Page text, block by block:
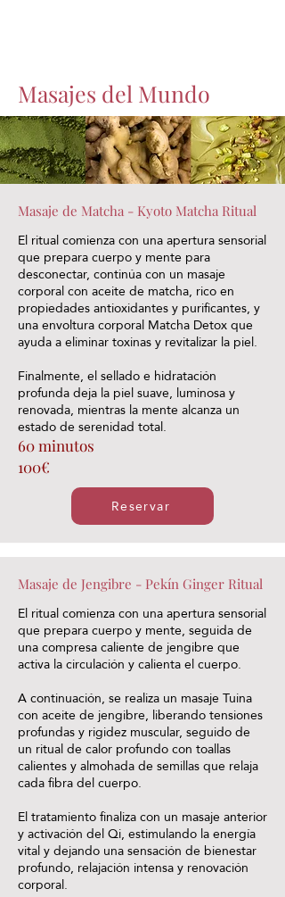
Masajes del Mundo
Masaje de Matcha - Kyoto Matcha Ritual
El ritual comienza con una apertura sensorial
que prepara cuerpo y mente para
desconectar, continúa con un masaje
corporal con aceite de matcha, rico en
propiedades antioxidantes y purificantes, y
una envoltura corporal Matcha Detox que
ayuda a eliminar toxinas y revitalizar la piel.
Finalmente, el sellado e hidratación
profunda deja la piel suave, luminosa y
renovada, mientras la mente alcanza un
estado de serenidad total.
60 minutos
100€
Reservar
Masaje de Jengibre - Pekín Ginger Ritual
El ritual comienza con una apertura sensorial
que prepara cuerpo y mente, seguida de
una compresa caliente de jengibre que
activa la circulación y calienta el cuerpo.
A continuación, se realiza un masaje Tuina
con aceite de jengibre, liberando tensiones
profundas y rigidez muscular, seguido de
un ritual de calor profundo con toallas
calientes y almohada de semillas que relaja
cada fibra del cuerpo.
El tratamiento finaliza con un masaje anterior
y activación del Qi, estimulando la energía
vital y dejando una sensación de bienestar
profundo, relajación intensa y renovación
corporal.